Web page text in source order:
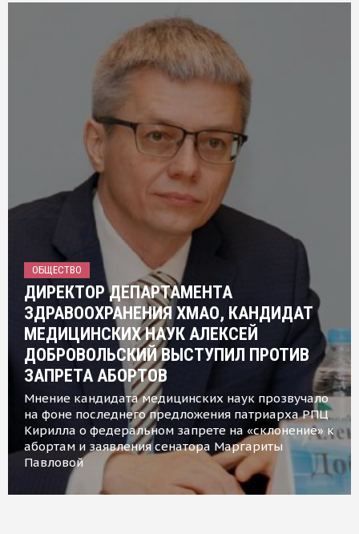
ОБЩЕСТВО
ДИРЕКТОР ДЕПАРТАМЕНТА
ЗДРАВООХРАНЕНИЯ ХМАО, КАНДИДАТ
МЕДИЦИНСКИХ НАУК АЛЕКСЕЙ
ДОБРОВОЛЬСКИЙ ВЫСТУПИЛ ПРОТИВ
ЗАПРЕТА АБОРТОВ
Мнение кандидата медицинских наук прозвучало
на фоне последнего предложения патриарха РПЦ
Кирилла о федеральном запрете на «склонение» к
абортам и заявления сенатора Маргариты
Павловой